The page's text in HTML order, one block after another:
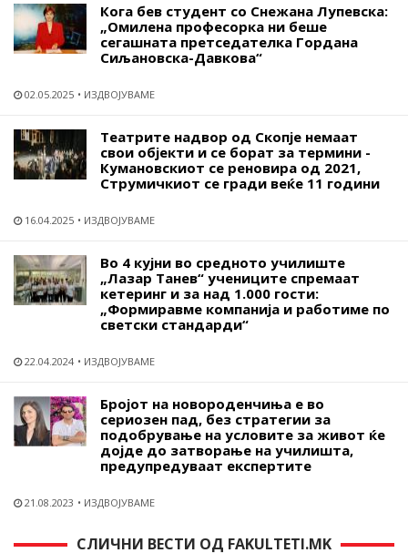
Кога бев студент со Снежана Лупевска:
„Омилена професорка ни беше
сегашната претседателка Гордана
Сиљановска-Давкова“
02.05.2025 ИЗДВОЈУВАМЕ
Театрите надвор од Скопје немаат
свои објекти и се борат за термини -
Кумановскиот се реновира од 2021,
Струмичкиот се гради веќе 11 години
16.04.2025 ИЗДВОЈУВАМЕ
Во 4 кујни во средното училиште
„Лазар Танев“ учениците спремаат
кетеринг и за над 1.000 гости:
„Формиравме компанија и работиме по
светски стандарди“
22.04.2024 ИЗДВОЈУВАМЕ
Бројот на новороденчиња е во
сериозен пад, без стратегии за
подобрување на условите за живот ќе
дојде до затворање на училишта,
предупредуваат експертите
21.08.2023 ИЗДВОЈУВАМЕ
СЛИЧНИ ВЕСТИ ОД FAKULTETI.MK